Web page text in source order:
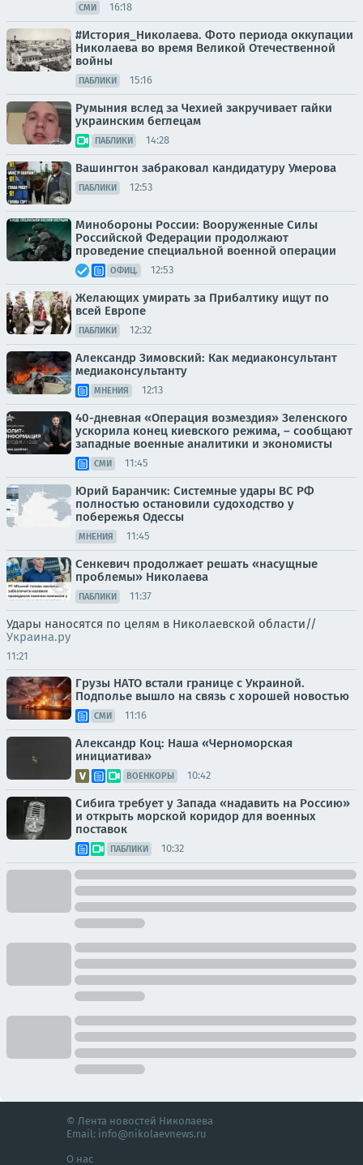
СМИ 16:18
#История_Николаева. Фото периода оккупации
Николаева во время Великой Отечественной
войны
ПАБЛИКИ 15:16
Румыния вслед за Чехией закручивает гайки
украинским беглецам
ПАБЛИКИ 14:28
Вашингтон забраковал кандидатуру Умерова
ПАБЛИКИ 12:53
Минобороны России: Вооруженные Силы
Российской Федерации продолжают
проведение специальной военной операции
ОФИЦ. 12:53
Желающих умирать за Прибалтику ищут по
всей Европе
ПАБЛИКИ 12:32
Александр Зимовский: Как медиаконсультант
медиаконсультанту
МНЕНИЯ 12:13
40-дневная «Операция возмездия» Зеленского
ускорила конец киевского режима, – сообщают
западные военные аналитики и экономисты
СМИ 11:45
Юрий Баранчик: Системные удары ВС РФ
полностью остановили судоходство у
побережья Одессы
МНЕНИЯ 11:45
Сенкевич продолжает решать «насущные
проблемы» Николаева
ПАБЛИКИ 11:37
Удары наносятся по целям в Николаевской области//
Украина.ру
11:21
Грузы НАТО встали границе с Украиной.
Подполье вышло на связь с хорошей новостью
СМИ 11:16
Александр Коц: Наша «Черноморская
инициатива»
ВОЕНКОРЫ 10:42
Сибига требует у Запада «надавить на Россию»
и открыть морской коридор для военных
поставок
ПАБЛИКИ 10:32
© Лента новостей Николаева
Email: info@nikolaevnews.ru
О нас